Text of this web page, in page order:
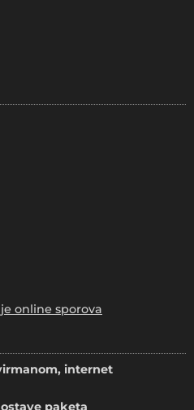
online sporova
internet
paketa